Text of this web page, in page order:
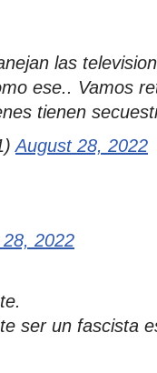
las
ese.. Vamos
tienen
August 28, 2022
2022
ser un fascista